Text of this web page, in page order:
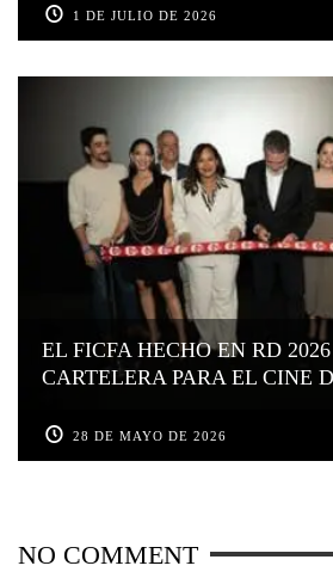
1 DE JULIO DE 2026
EL FICFA HECHO EN RD
CARTELERA PARA EL CINE
28 DE MAYO DE 2026
NO COMMENT